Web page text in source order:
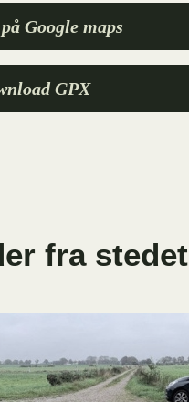
Google maps
GPX
fra stedet